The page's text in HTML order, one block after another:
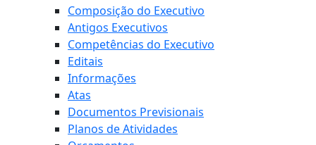
Composição do Executivo
Antigos Executivos
Competências do Executivo
Editais
Informações
Atas
Documentos Previsionais
Planos de Atividades